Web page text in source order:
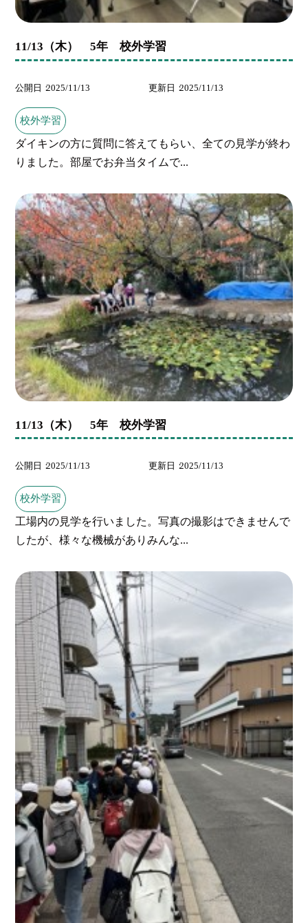
11/13（木） 5年 校外学習
公開日 2025/11/13 更新日 2025/11/13
校外学習
ダイキンの方に質問に答えてもらい、全ての見学が終わ
りました。部屋でお弁当タイムで...
11/13（木） 5年 校外学習
公開日 2025/11/13 更新日 2025/11/13
校外学習
工場内の見学を行いました。写真の撮影はできませんで
したが、様々な機械がありみんな...